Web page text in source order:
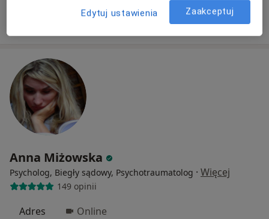
Poproś o wizytę
Anna Miżowska
Psycholog, Biegły sądowy, Psychotraumatolog · Więcej
149 opinii
Adres Online
Edytuj ustawienia Zaakceptuj